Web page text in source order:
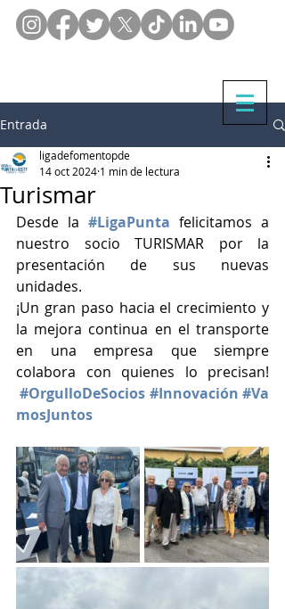
Entrada
Turismar
ligadefomentopde
14 oct 2024 1 min de lectura
Desde la #LigaPunta felicitamos a
nuestro socio TURISMAR por la
presentación de sus nuevas
unidades.
¡Un gran paso hacia el crecimiento y
la mejora continua en el transporte
en una empresa que siempre
colabora con quienes lo precisan!
#OrgulloDeSocios #Innovación #Va
mosJuntos